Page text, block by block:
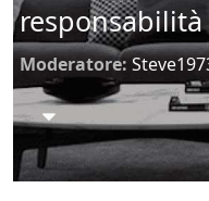
Moderatore: